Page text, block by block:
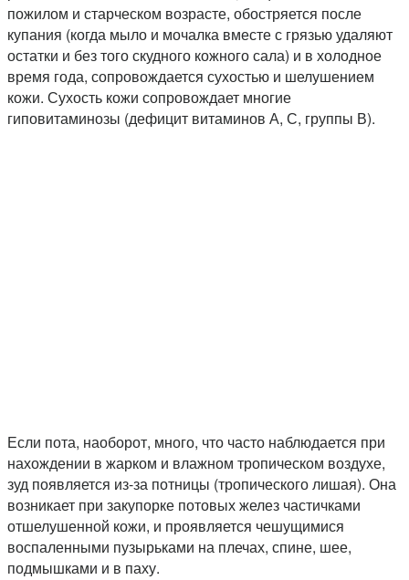
пожилом и старческом возрасте, обостряется после
купания (когда мыло и мочалка вместе с грязью удаляют
остатки и без того скудного кожного сала) и в холодное
время года, сопровождается сухостью и шелушением
кожи. Сухость кожи сопровождает многие
гиповитаминозы (дефицит витаминов А, С, группы В).
Если пота, наоборот, много, что часто наблюдается при
нахождении в жарком и влажном тропическом воздухе,
зуд появляется из-за потницы (тропического лишая). Она
возникает при закупорке потовых желез частичками
отшелушенной кожи, и проявляется чешущимися
воспаленными пузырьками на плечах, спине, шее,
подмышками и в паху.